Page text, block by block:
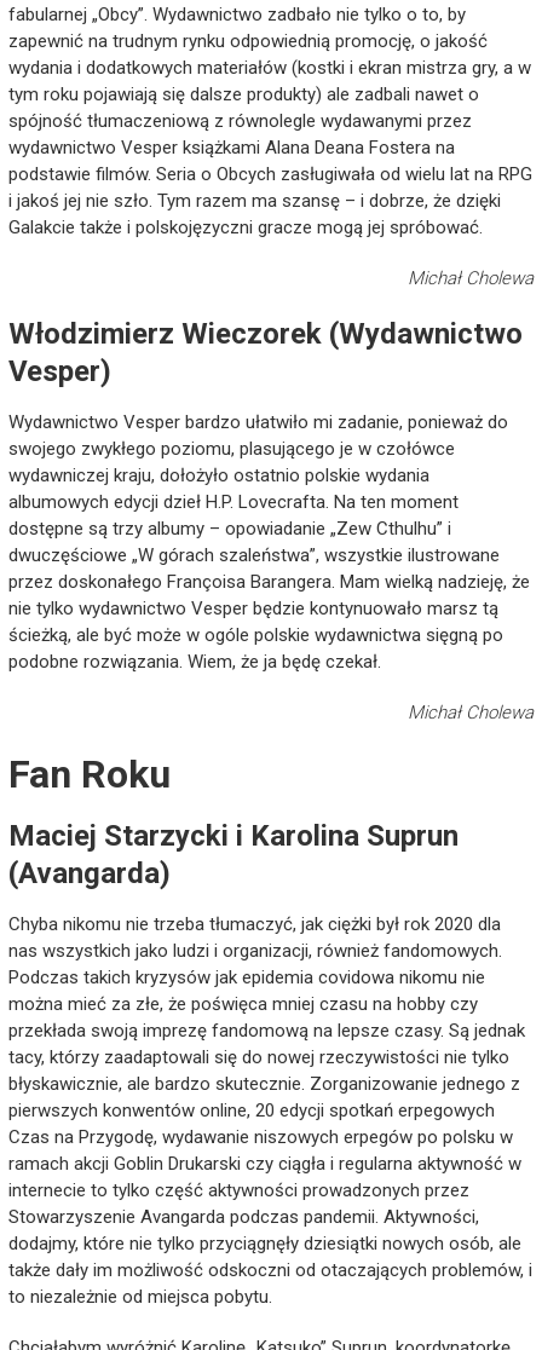
fabularnej „Obcy”. Wydawnictwo zadbało nie tylko o to, by
zapewnić na trudnym rynku odpowiednią promocję, o jakość
wydania i dodatkowych materiałów (kostki i ekran mistrza gry, a w
tym roku pojawiają się dalsze produkty) ale zadbali nawet o
spójność tłumaczeniową z równolegle wydawanymi przez
wydawnictwo Vesper książkami Alana Deana Fostera na
podstawie filmów. Seria o Obcych zasługiwała od wielu lat na RPG
i jakoś jej nie szło. Tym razem ma szansę – i dobrze, że dzięki
Galakcie także i polskojęzyczni gracze mogą jej spróbować.
Michał Cholewa
Włodzimierz Wieczorek (Wydawnictwo
Vesper)
Wydawnictwo Vesper bardzo ułatwiło mi zadanie, ponieważ do
swojego zwykłego poziomu, plasującego je w czołówce
wydawniczej kraju, dołożyło ostatnio polskie wydania
albumowych edycji dzieł H.P. Lovecrafta. Na ten moment
dostępne są trzy albumy – opowiadanie „Zew Cthulhu” i
dwuczęściowe „W górach szaleństwa”, wszystkie ilustrowane
przez doskonałego Françoisa Barangera. Mam wielką nadzieję, że
nie tylko wydawnictwo Vesper będzie kontynuowało marsz tą
ścieżką, ale być może w ogóle polskie wydawnictwa sięgną po
podobne rozwiązania. Wiem, że ja będę czekał.
Michał Cholewa
Fan Roku
Maciej Starzycki i Karolina Suprun
(Avangarda)
Chyba nikomu nie trzeba tłumaczyć, jak ciężki był rok 2020 dla
nas wszystkich jako ludzi i organizacji, również fandomowych.
Podczas takich kryzysów jak epidemia covidowa nikomu nie
można mieć za złe, że poświęca mniej czasu na hobby czy
przekłada swoją imprezę fandomową na lepsze czasy. Są jednak
tacy, którzy zaadaptowali się do nowej rzeczywistości nie tylko
błyskawicznie, ale bardzo skutecznie. Zorganizowanie jednego z
pierwszych konwentów online, 20 edycji spotkań erpegowych
Czas na Przygodę, wydawanie niszowych erpegów po polsku w
ramach akcji Goblin Drukarski czy ciągła i regularna aktywność w
internecie to tylko część aktywności prowadzonych przez
Stowarzyszenie Avangarda podczas pandemii. Aktywności,
dodajmy, które nie tylko przyciągnęły dziesiątki nowych osób, ale
także dały im możliwość odskoczni od otaczających problemów, i
to niezależnie od miejsca pobytu.